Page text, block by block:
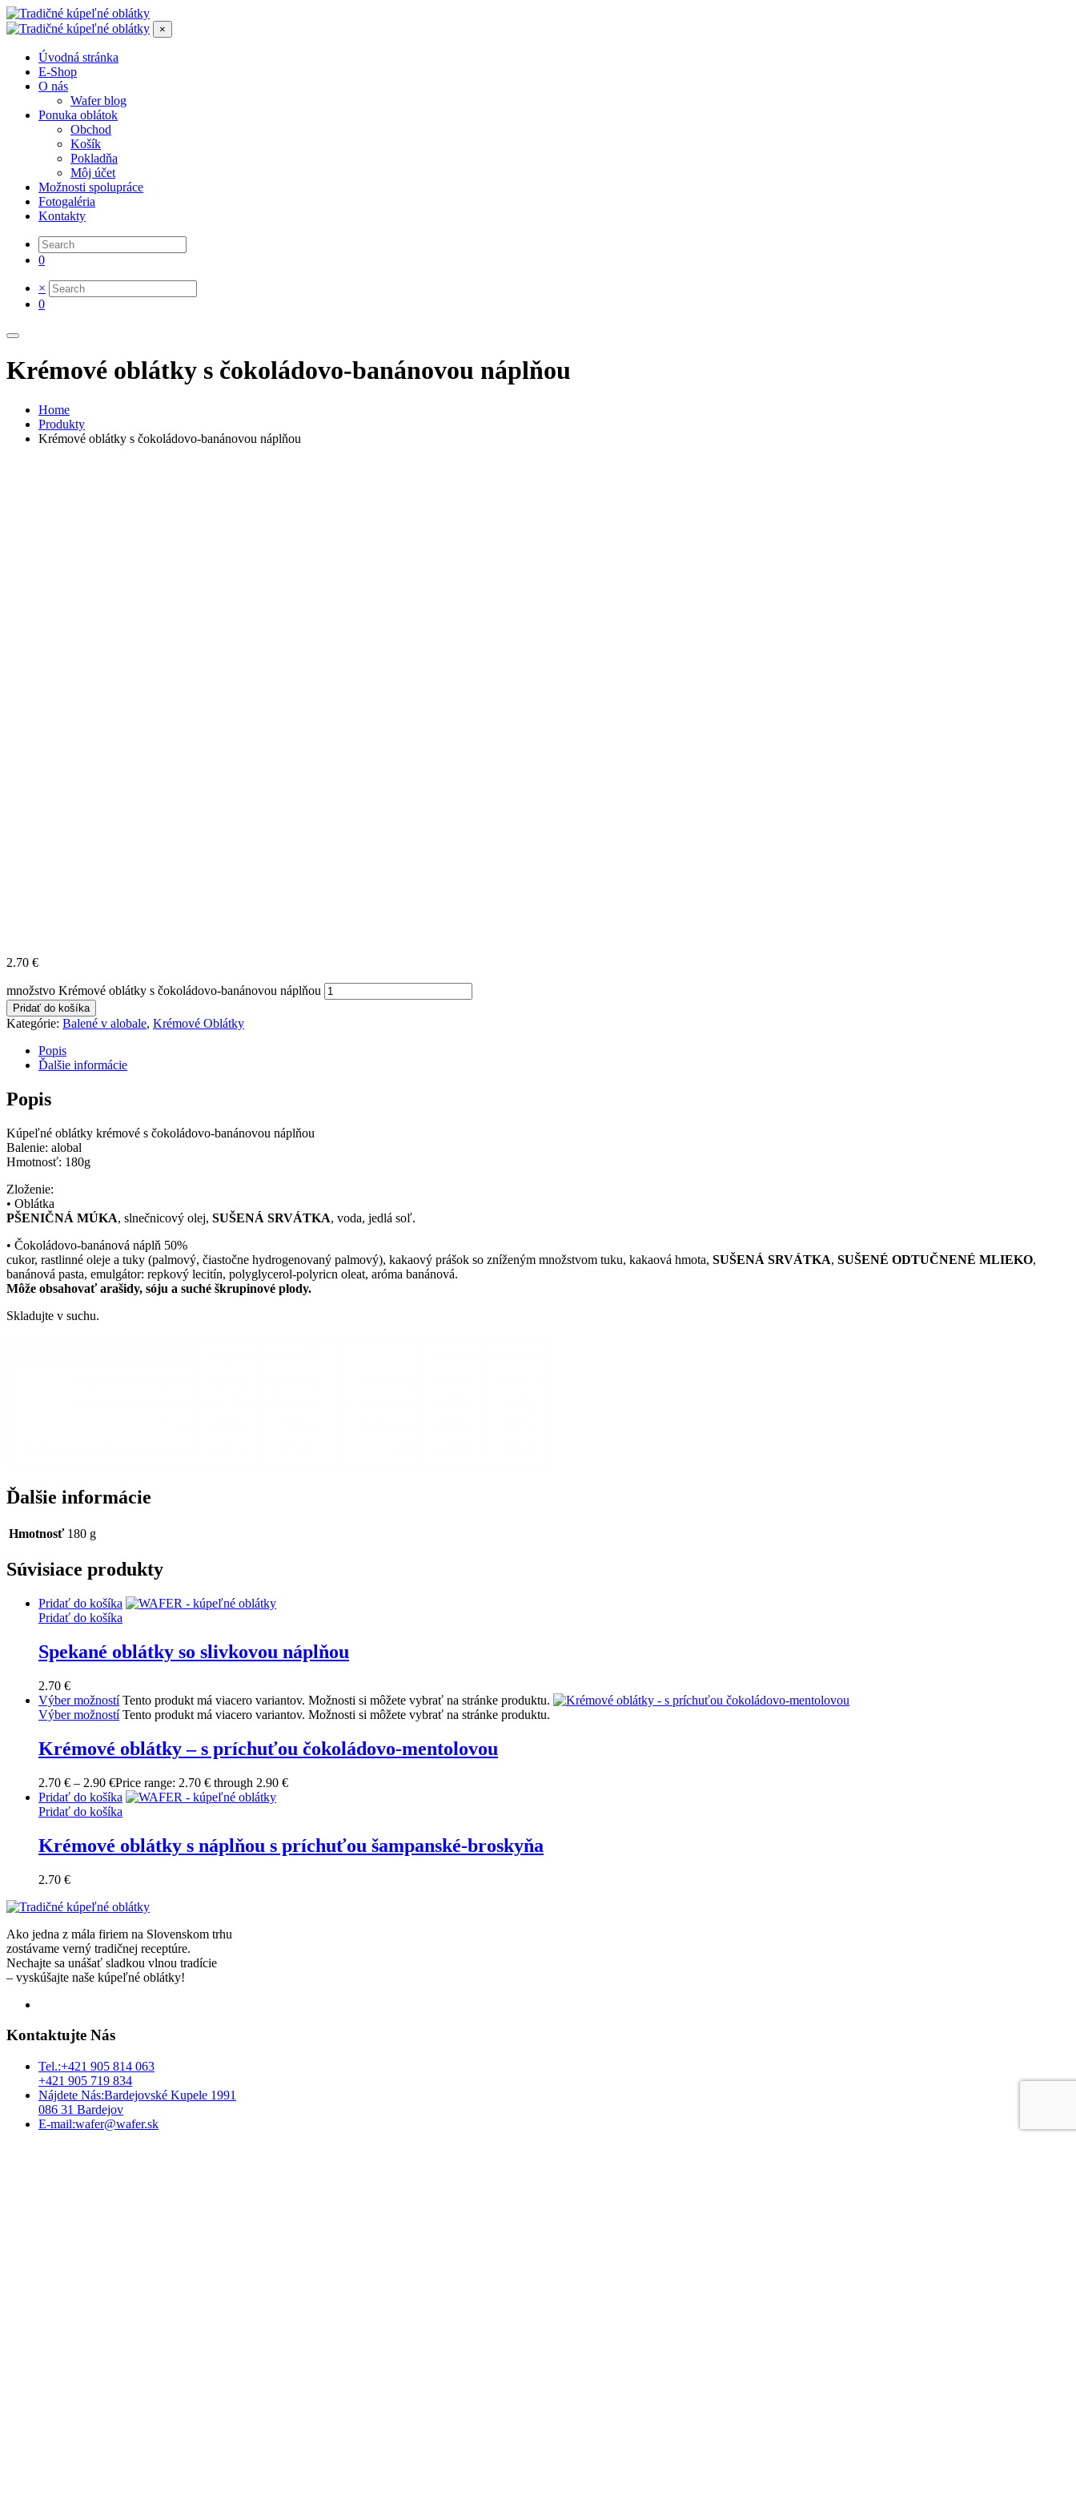
×
Úvodná stránka
E-Shop
O nás
Wafer blog
Ponuka oblátok
Obchod
Košík
Pokladňa
Môj účet
Možnosti spolupráce
Fotogaléria
Kontakty
0
×
0
Krémové oblátky s čokoládovo-banánovou náplňou
Home
Produkty
Krémové oblátky s čokoládovo-banánovou náplňou
2.70 €
množstvo Krémové oblátky s čokoládovo-banánovou náplňou
Pridať do košíka
Kategórie: Balené v alobale, Krémové Oblátky
Popis
Ďalšie informácie
Popis
Kúpeľné oblátky krémové s čokoládovo-banánovou náplňou
Balenie: alobal
Hmotnosť: 180g
Zloženie:
• Oblátka
PŠENIČNÁ MÚKA, slnečnicový olej, SUŠENÁ SRVÁTKA, voda, jedlá soľ.
• Čokoládovo-banánová náplň 50%
cukor, rastlinné oleje a tuky (palmový, čiastočne hydrogenovaný palmový), kakaový prášok so zníženým množstvom tuku, kakaová hmota, SUŠENÁ SRVÁTKA, SUŠENÉ ODTUČNENÉ MLIEKO,
banánová pasta, emulgátor: repkový lecitín, polyglycerol-polyricn oleat, aróma banánová.
Môže obsahovať arašidy, sóju a suché škrupinové plody.
Skladujte v suchu.
Ďalšie informácie
Hmotnosť 180 g
Súvisiace produkty
Pridať do košíka
Pridať do košíka
Spekané oblátky so slivkovou náplňou
2.70 €
Výber možnostíTento produkt má viacero variantov. Možnosti si môžete vybrať na stránke produktu.
Výber možnostíTento produkt má viacero variantov. Možnosti si môžete vybrať na stránke produktu.
Krémové oblátky – s príchuťou čokoládovo-mentolovou
2.70 € – 2.90 €Price range: 2.70 € through 2.90 €
Pridať do košíka
Pridať do košíka
Krémové oblátky s náplňou s príchuťou šampanské-broskyňa
2.70 €
Ako jedna z mála firiem na Slovenskom trhu
zostávame verný tradičnej receptúre.
Nechajte sa unášať sladkou vlnou tradície
– vyskúšajte naše kúpeľné oblátky!
Kontaktujte Nás
Tel.:+421 905 814 063
+421 905 719 834
Nájdete Nás:Bardejovské Kupele 1991
086 31 Bardejov
E-mail:wafer@wafer.sk